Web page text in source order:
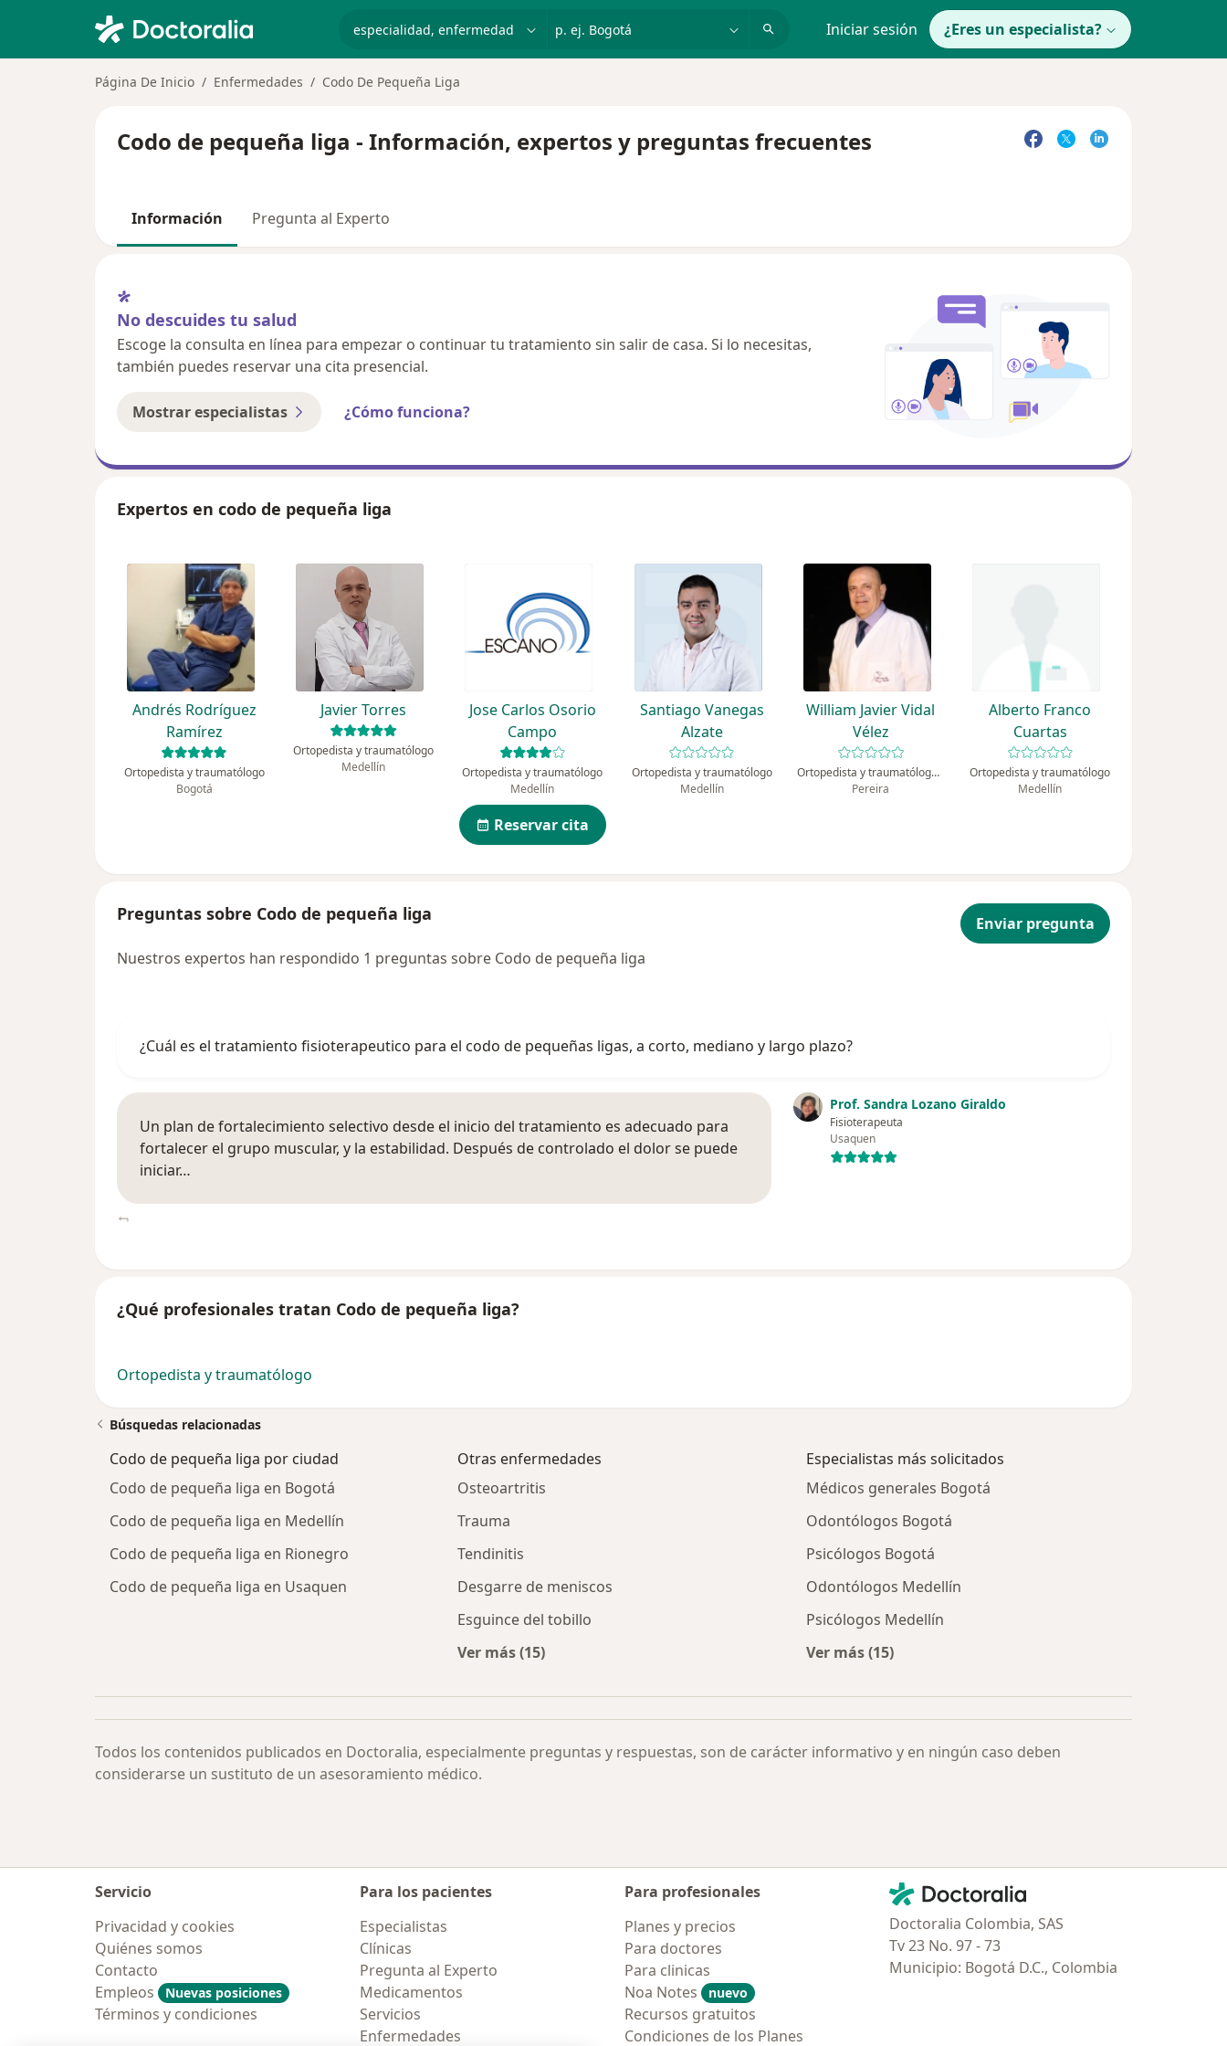
p. ej. Bogotá Iniciar sesión ¿Eres un especialista?
Página De Inicio Enfermedades Codo De Pequeña Liga
Codo de pequeña liga - Información, expertos y preguntas frecuentes
Información Pregunta al Experto
No descuides tu salud
Escoge la consulta en línea para empezar o continuar tu tratamiento sin salir de casa. Si lo necesitas,
también puedes reservar una cita presencial.
Mostrar especialistas ¿Cómo funciona?
Expertos en codo de pequeña liga
Andrés Rodríguez
Ramírez
Ortopedista y traumatólogo
Bogotá
Javier Torres
Ortopedista y traumatólogo
Medellín
Jose Carlos Osorio
Campo
Ortopedista y traumatólogo
Medellín
Reservar cita
Santiago Vanegas
Alzate
Ortopedista y traumatólogo
Medellín
William Javier Vidal
Vélez
Ortopedista y traumatólogo, Podólogo
Pereira
Alberto Franco
Cuartas
Ortopedista y traumatólogo
Medellín
Preguntas sobre Codo de pequeña liga
Enviar pregunta
Nuestros expertos han respondido 1 preguntas sobre Codo de pequeña liga
¿Cuál es el tratamiento fisioterapeutico para el codo de pequeñas ligas, a corto, mediano y largo plazo?
Prof. Sandra Lozano Giraldo
Fisioterapeuta
Usaquen
Un plan de fortalecimiento selectivo desde el inicio del tratamiento es adecuado para
fortalecer el grupo muscular, y la estabilidad. Después de controlado el dolor se puede
iniciar…
¿Qué profesionales tratan Codo de pequeña liga?
Ortopedista y traumatólogo
Búsquedas relacionadas
Codo de pequeña liga por ciudad
Codo de pequeña liga en Bogotá
Codo de pequeña liga en Medellín
Codo de pequeña liga en Rionegro
Codo de pequeña liga en Usaquen
Otras enfermedades
Osteoartritis
Trauma
Tendinitis
Desgarre de meniscos
Esguince del tobillo
Ver más (15)
Especialistas más solicitados
Médicos generales Bogotá
Odontólogos Bogotá
Psicólogos Bogotá
Odontólogos Medellín
Psicólogos Medellín
Ver más (15)
Todos los contenidos publicados en Doctoralia, especialmente preguntas y respuestas, son de carácter informativo y en ningún caso deben
considerarse un sustituto de un asesoramiento médico.
Servicio
Privacidad y cookies
Quiénes somos
Contacto
Empleos
Nuevas posiciones
Términos y condiciones
Para los pacientes
Especialistas
Clínicas
Pregunta al Experto
Medicamentos
Servicios
Enfermedades
Para profesionales
Planes y precios
Para doctores
Para clinicas
Noa Notes
nuevo
Recursos gratuitos
Condiciones de los Planes
Contacto
Doctoralia - Página de inicio
Doctoralia Colombia, SAS
Tv 23 No. 97 - 73
Municipio: Bogotá D.C., Colombia